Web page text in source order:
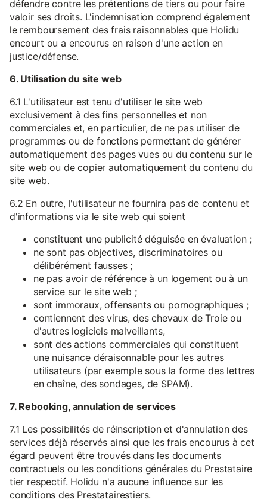
défendre contre les prétentions de tiers ou pour faire
valoir ses droits. L'indemnisation comprend également
le remboursement des frais raisonnables que Holidu
encourt ou a encourus en raison d'une action en
justice/défense.
6. Utilisation du site web
6.1 L'utilisateur est tenu d'utiliser le site web
exclusivement à des fins personnelles et non
commerciales et, en particulier, de ne pas utiliser de
programmes ou de fonctions permettant de générer
automatiquement des pages vues ou du contenu sur le
site web ou de copier automatiquement du contenu du
site web.
6.2 En outre, l'utilisateur ne fournira pas de contenu et
d'informations via le site web qui soient
constituent une publicité déguisée en évaluation ;
ne sont pas objectives, discriminatoires ou
délibérément fausses ;
ne pas avoir de référence à un logement ou à un
service sur le site web ;
sont immoraux, offensants ou pornographiques ;
contiennent des virus, des chevaux de Troie ou
d'autres logiciels malveillants,
sont des actions commerciales qui constituent
une nuisance déraisonnable pour les autres
utilisateurs (par exemple sous la forme des lettres
en chaîne, des sondages, de SPAM).
7. Rebooking, annulation de services
7.1 Les possibilités de réinscription et d'annulation des
services déjà réservés ainsi que les frais encourus à cet
égard peuvent être trouvés dans les documents
contractuels ou les conditions générales du Prestataire
tier respectif. Holidu n'a aucune influence sur les
conditions des Prestatairestiers.